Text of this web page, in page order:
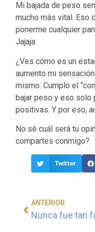
Mi bajada de peso
mucho más vital. Eso
ponerme cualquier
Jajaja
¿Ves cómo es un
aumento mi
mismo. Cumplo el
bajar peso y eso solo
positivas. Y por eso,
No sé cuál será tu
compartes conmigo?
Twitter
ANTERIOR